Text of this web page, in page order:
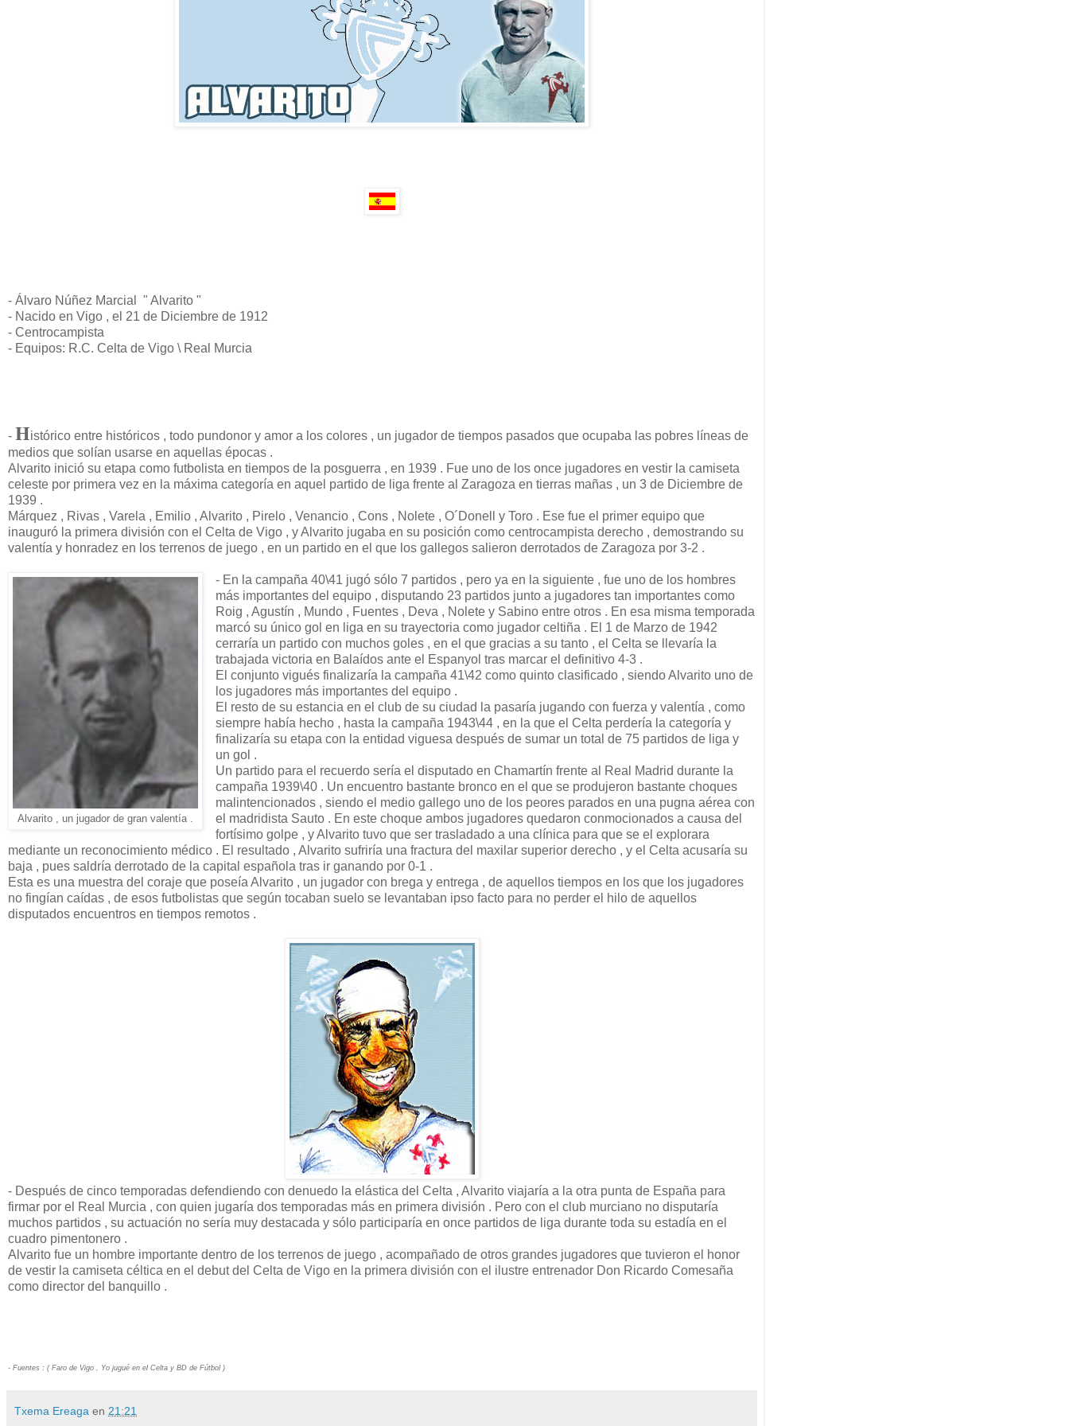
- Álvaro Núñez Marcial " Alvarito "
- Nacido en Vigo , el 21 de Diciembre de 1912
- Centrocampista
- Equipos: R.C. Celta de Vigo \ Real Murcia
- Histórico entre históricos , todo pundonor y amor a los colores , un jugador de tiempos pasados que ocupaba las pobres líneas de
medios que solían usarse en aquellas épocas .
Alvarito inició su etapa como futbolista en tiempos de la posguerra , en 1939 . Fue uno de los once jugadores en vestir la camiseta
celeste por primera vez en la máxima categoría en aquel partido de liga frente al Zaragoza en tierras mañas , un 3 de Diciembre de
1939 .
Márquez , Rivas , Varela , Emilio , Alvarito , Pirelo , Venancio , Cons , Nolete , O´Donell y Toro . Ese fue el primer equipo que
inauguró la primera división con el Celta de Vigo , y Alvarito jugaba en su posición como centrocampista derecho , demostrando su
valentía y honradez en los terrenos de juego , en un partido en el que los gallegos salieron derrotados de Zaragoza por 3-2 .
Alvarito , un jugador de gran valentía .
- En la campaña 40\41 jugó sólo 7 partidos , pero ya en la siguiente , fue uno de los hombres
más importantes del equipo , disputando 23 partidos junto a jugadores tan importantes como
Roig , Agustín , Mundo , Fuentes , Deva , Nolete y Sabino entre otros . En esa misma temporada
marcó su único gol en liga en su trayectoria como jugador celtiña . El 1 de Marzo de 1942
cerraría un partido con muchos goles , en el que gracias a su tanto , el Celta se llevaría la
trabajada victoria en Balaídos ante el Espanyol tras marcar el definitivo 4-3 .
El conjunto vigués finalizaría la campaña 41\42 como quinto clasificado , siendo Alvarito uno de
los jugadores más importantes del equipo .
El resto de su estancia en el club de su ciudad la pasaría jugando con fuerza y valentía , como
siempre había hecho , hasta la campaña 1943\44 , en la que el Celta perdería la categoría y
finalizaría su etapa con la entidad viguesa después de sumar un total de 75 partidos de liga y
un gol .
Un partido para el recuerdo sería el disputado en Chamartín frente al Real Madrid durante la
campaña 1939\40 . Un encuentro bastante bronco en el que se produjeron bastante choques
malintencionados , siendo el medio gallego uno de los peores parados en una pugna aérea con
el madridista Sauto . En este choque ambos jugadores quedaron conmocionados a causa del
fortísimo golpe , y Alvarito tuvo que ser trasladado a una clínica para que se el explorara
mediante un reconocimiento médico . El resultado , Alvarito sufriría una fractura del maxilar superior derecho , y el Celta acusaría su
baja , pues saldría derrotado de la capital española tras ir ganando por 0-1 .
Esta es una muestra del coraje que poseía Alvarito , un jugador con brega y entrega , de aquellos tiempos en los que los jugadores
no fingían caídas , de esos futbolistas que según tocaban suelo se levantaban ipso facto para no perder el hilo de aquellos
disputados encuentros en tiempos remotos .
- Después de cinco temporadas defendiendo con denuedo la elástica del Celta , Alvarito viajaría a la otra punta de España para
firmar por el Real Murcia , con quien jugaría dos temporadas más en primera división . Pero con el club murciano no disputaría
muchos partidos , su actuación no sería muy destacada y sólo participaría en once partidos de liga durante toda su estadía en el
cuadro pimentonero .
Alvarito fue un hombre importante dentro de los terrenos de juego , acompañado de otros grandes jugadores que tuvieron el honor
de vestir la camiseta céltica en el debut del Celta de Vigo en la primera división con el ilustre entrenador Don Ricardo Comesaña
como director del banquillo .
- Fuentes : ( Faro de Vigo , Yo jugué en el Celta y BD de Fútbol )
Txema Ereaga en 21:21